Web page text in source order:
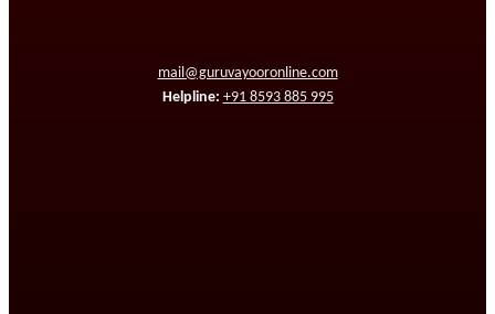
mail@guruvayooronline.com
Helpline: +91 8593 885 995